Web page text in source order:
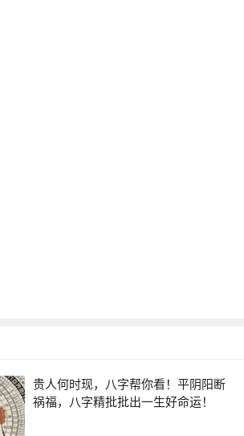
贵人何时现，八字帮你看！平阴阳断
祸福，八字精批批出一生好命运！